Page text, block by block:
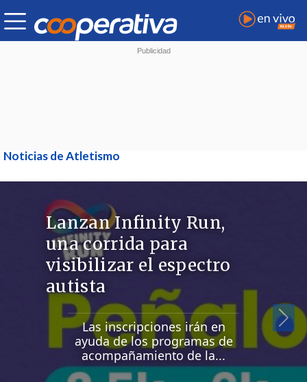
Noticias de Atletismo
Lanzan Infinity Run,
una corrida para
visibilizar el espectro
autista
Las inscripciones irán en
ayuda de los programas de
acompañamiento de la...